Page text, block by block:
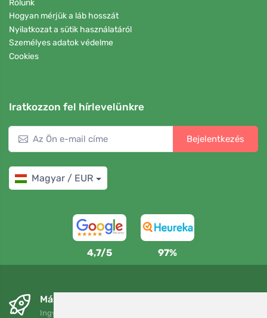
Rólunk
Hogyan mérjük a láb hosszát
Nyilatkozat a sütik használatáról
Személyes adatok védelme
Cookies
Iratkozzon fel hírlevelünkre
Bejelentkezés
Magyar / EUR
4,7/5 97%
Másnapra és ingyenesen
Ingyenes szállítás a következő összeg felett: 80 EUR